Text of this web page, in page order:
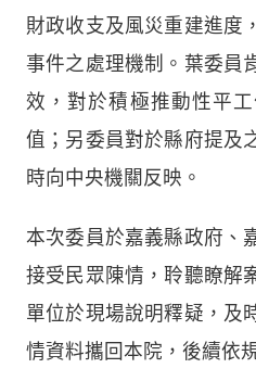
財政收支及風災重建進度
事件之處理機制。葉委員
效，對於積極推動性平
值；另委員對於縣府提及
時向中央機關反映。
本次委員於嘉義縣政府、
接受民眾陳情，聆聽瞭解
單位於現場說明釋疑，及
情資料攜回本院，後續依